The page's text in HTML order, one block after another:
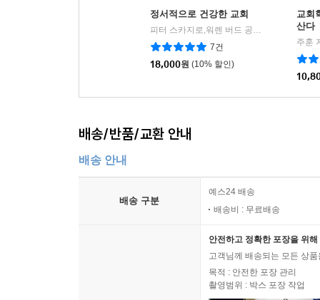
정서적으로 건강한 교회
피터 스카지로,워렌 버드 공저/최종훈 역 | 두
7건
18,000원 (10% 할인)
교회
산다
주훈
배송/반품/교환 안내
배송 안내
배송 구분
예스24 배송
배송비 : 무료배송
안전하고 정확한 포장을 위
고객님께 배송되는 모든 상
목적 : 안전한 포장 관리
촬영범위 : 박스 포장 작업